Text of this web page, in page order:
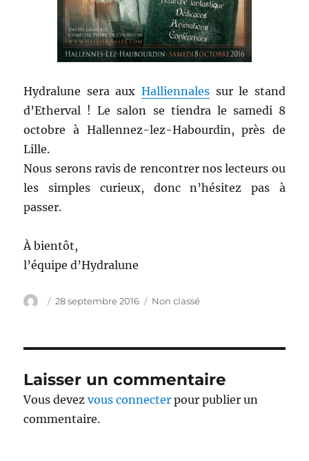
Hydralune sera aux Halliennales sur le stand
d’Etherval ! Le salon se tiendra le samedi 8
octobre à Hallennez-lez-Habourdin, près de
Lille.
Nous serons ravis de rencontrer nos lecteurs ou
les simples curieux, donc n’hésitez pas à
passer.
À bientôt,
l’équipe d’Hydralune
Auteur
Publié
28 septembre 2016 Catégories
Non classé
Laisser un commentaire
Vous devezvous connecter pour publier un
commentaire.